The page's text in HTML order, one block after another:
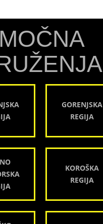
GORENJSKA
REGIJA
KOROŠKA
REGIJA